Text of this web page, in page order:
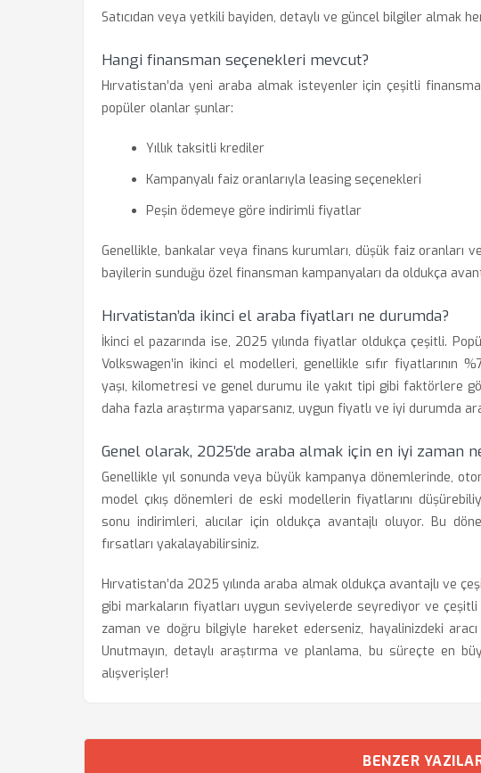
Satıcıdan veya yetkili bayiden, detaylı ve güncel bilgiler almak
Hangi finansman seçenekleri mevcut?
Hırvatistan’da yeni araba almak isteyenler için çeşitli
popüler olanlar şunlar:
Yıllık taksitli krediler
Kampanyalı faiz oranlarıyla leasing seçenekleri
Peşin ödemeye göre indirimli fiyatlar
Genellikle, bankalar veya finans kurumları, düşük faiz oranları
bayilerin sunduğu özel finansman kampanyaları da oldukça
Hırvatistan’da ikinci el araba fiyatları ne durumda?
İkinci el pazarında ise, 2025 yılında fiyatlar oldukça çeşitli.
Volkswagen’in ikinci el modelleri, genellikle sıfır fiyatlarının
yaşı, kilometresi ve genel durumu ile yakıt tipi gibi faktörlere
daha fazla araştırma yaparsanız, uygun fiyatlı ve iyi durumda
Genel olarak, 2025’de araba almak için en iyi zaman
Genellikle yıl sonunda veya büyük kampanya dönemlerinde,
model çıkış dönemleri de eski modellerin fiyatlarını
sonu indirimleri, alıcılar için oldukça avantajlı oluyor. Bu
fırsatları yakalayabilirsiniz.
Hırvatistan’da 2025 yılında araba almak oldukça avantajlı ve
gibi markaların fiyatları uygun seviyelerde seyrediyor ve
zaman ve doğru bilgiyle hareket ederseniz, hayalinizdeki
Unutmayın, detaylı araştırma ve planlama, bu süreçte en
alışverişler!
BENZER